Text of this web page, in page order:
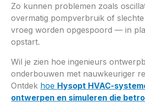
Zo kunnen problemen zoals
overmatig pompverbruik of
vroeg worden opgespoord — in
opstart.
Wil je zien hoe ingenieurs
onderbouwen met nauwkeuriger
Ontdek hoe Hysopt HVAC-
ontwerpen en simuleren die